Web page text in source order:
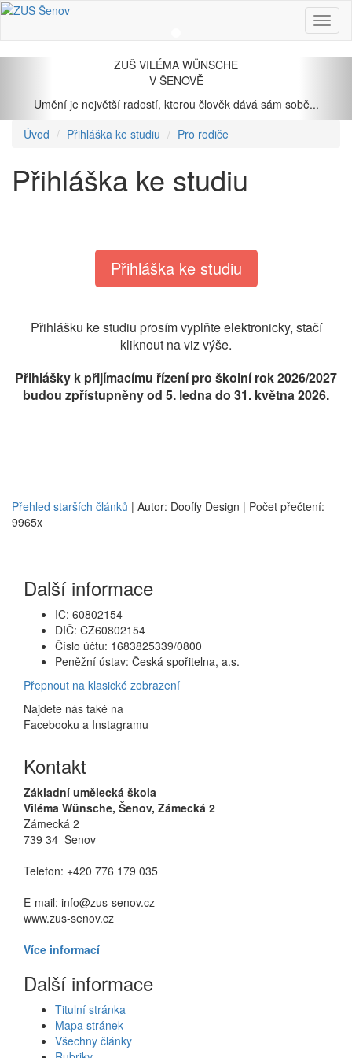
menu
ZUŠ VILÉMA WÜNSCHE
V ŠENOVĚ
Umění je největší radostí, kterou člověk dává sám sobě...
Úvod Přihláška ke studiu Pro rodiče
Přihláška ke studiu
Přihláška ke studiu
Přihlášku ke studiu prosím vyplňte elektronicky, stačí
kliknout na viz výše.
Přihlášky k přijímacímu řízení pro školní rok 2026/2027
budou zpřístupněny od 5. ledna do 31. května 2026.
Přehled starších článků | Autor: Dooffy Design | Počet přečtení:
9965x
Další informace
IČ: 60802154
DIČ: CZ60802154
Číslo účtu: 1683825339/0800
Peněžní ústav: Česká spořitelna, a.s.
Přepnout na klasické zobrazení
Najdete nás také na
Facebooku a Instagramu
Kontakt
Základní umělecká škola
Viléma Wünsche, Šenov, Zámecká 2
Zámecká 2
739 34 Šenov
Telefon: +420 776 179 035
E-mail: info@zus-senov.cz
www.zus-senov.cz
Více informací
Další informace
Titulní stránka
Mapa stránek
Všechny články